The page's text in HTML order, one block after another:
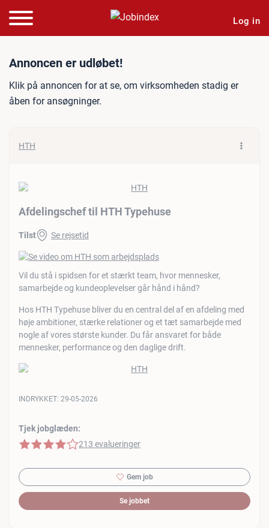
Log in
Jobannonce:
Annoncen er udløbet!
Klik på annoncen for at se, om virksomheden stadig er
åben for ansøgninger.
HTH
Afdelingschef til HTH Typehuse
Tilst Se rejsetid
Vil du stå i spidsen for et stærkt team, hvor mennesker,
samarbejde og kundeoplevelser går hånd i hånd?
Hos HTH Typehuse bliver du en central del af en afdeling med
høje ambitioner, stærke relationer og et tæt samarbejde med
nogle af vores største kunder. Du får ansvaret for både
mennesker, performance og den daglige drift.
Tjek jobglæden:
4 af 5 stjerner
213 evalueringer
INDRYKKET: 29-05-2026
Gem job
Se jobbet